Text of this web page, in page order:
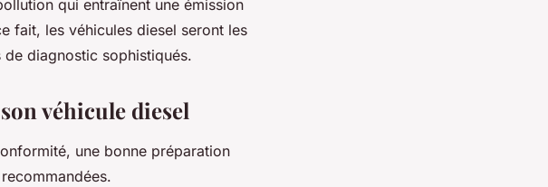
qui entraînent une émission
fait, les véhicules diesel seront les
de diagnostic sophistiqués.
véhicule diesel
une bonne préparation